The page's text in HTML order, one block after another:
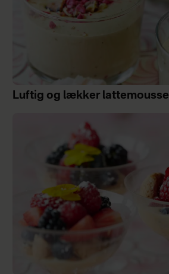
Luftig og lækker lattemousse